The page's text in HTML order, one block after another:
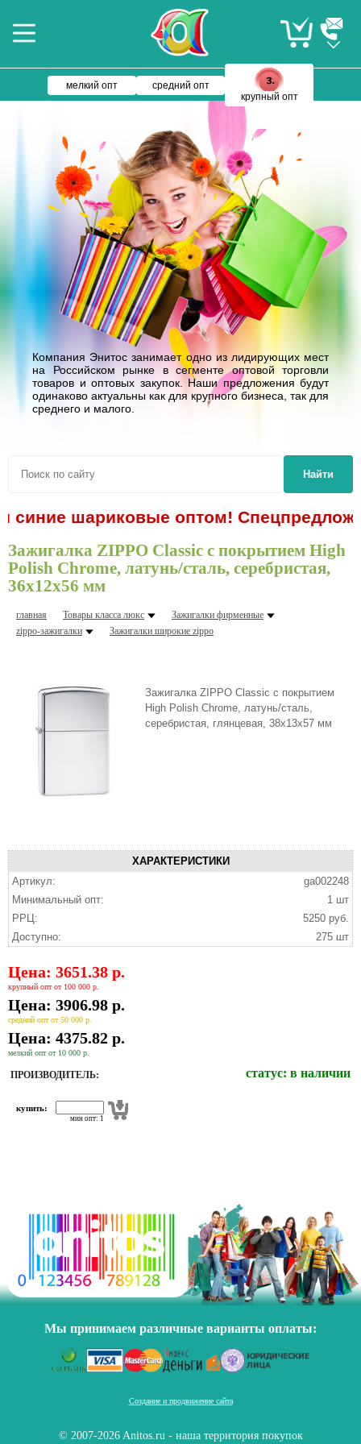
мелкий опт
средний опт
крупный опт
Компания Энитос занимает одно из лидирующих мест
на Российском рынке в сегменте оптовой торговли
товаров и оптовых закупок. Наши предложения будут
одинаково актуальны как для крупного бизнеса, так для
среднего и малого.
Найти
синие шариковые оптом!
Зажигалка ZIPPO Classic с покрытием High
Polish Chrome, латунь/сталь, серебристая,
36x12x56 мм
главная Товары класса люкс
Зажигалки фирменные
zippo-зажигалки
Зажигалки шиpокие zippo
Зажигалка ZIPPO Classic с покрытием
High Polish Chrome, латунь/сталь,
серебристая, глянцевая, 38x13x57 мм
ХАРАКТЕРИСТИКИ
Артикул:
ga002248
Минимальный опт:
1 шт
РРЦ:
5250 руб.
Доступно:
275 шт
Цена: 3651.38 р.
крупный опт от 100 000 р.
Цена: 3906.98 р.
средний опт от 50 000 р.
Цена: 4375.82 р.
мелкий опт от 10 000 р.
ПРОИЗВОДИТЕЛЬ: статус: в наличии
купить:
мин опт: 1
Мы принимаем различные варианты оплаты:
Создание и продвижение сайта
© 2007-2026 Anitos.ru - наша территория покупок